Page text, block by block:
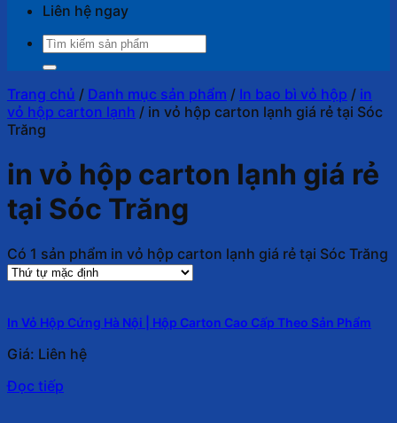
Liên hệ ngay
Tìm
kiếm:
Trang chủ / Danh mục sản phẩm / In bao bì vỏ hộp / in
vỏ hộp carton lạnh / in vỏ hộp carton lạnh giá rẻ tại Sóc
Trăng
in vỏ hộp carton lạnh giá rẻ
tại Sóc Trăng
Có 1 sản phẩm in vỏ hộp carton lạnh giá rẻ tại Sóc Trăng
In Vỏ Hộp Cứng Hà Nội | Hộp Carton Cao Cấp Theo Sản Phẩm
Giá: Liên hệ
Đọc tiếp